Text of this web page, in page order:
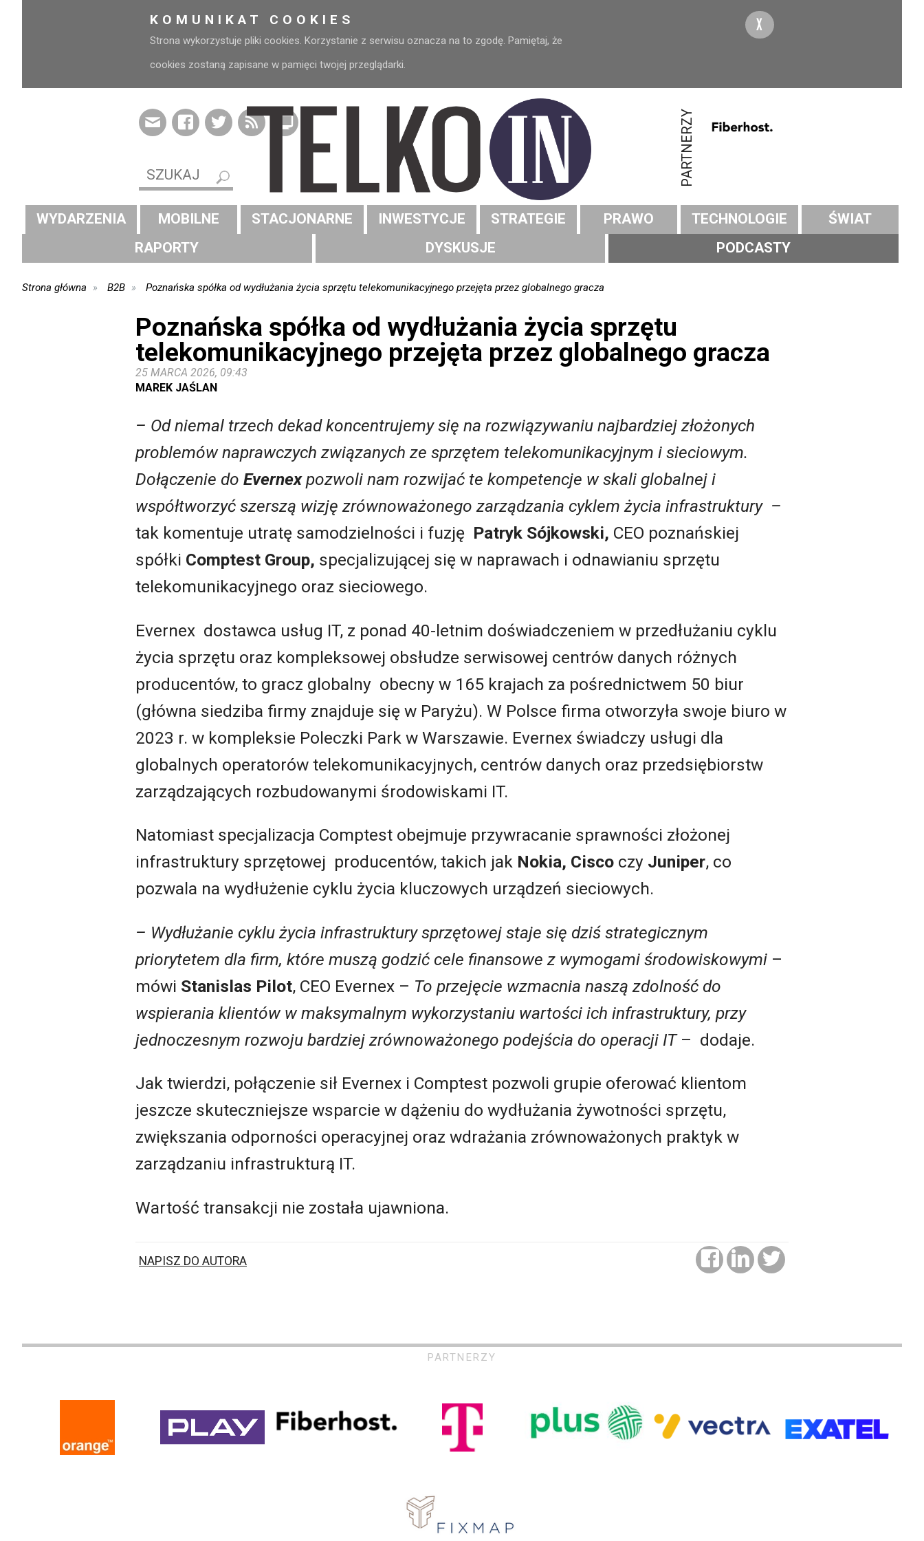
KOMUNIKAT COOKIES
Strona wykorzystuje pliki cookies. Korzystanie z serwisu oznacza na to zgodę. Pamiętaj, że
cookies zostaną zapisane w pamięci twojej przeglądarki.
X
PARTNERZY
WYDARZENIA MOBILNE STACJONARNE INWESTYCJE STRATEGIE PRAWO TECHNOLOGIE
ŚWIAT
RAPORTY
DYSKUSJE PODCASTY
Strona główna B2B Poznańska spółka od wydłużania życia sprzętu telekomunikacyjnego przejęta przez globalnego gracza
Poznańska spółka od wydłużania życia sprzętu
telekomunikacyjnego przejęta przez globalnego gracza
25 MARCA 2026, 09:43
MAREK JAŚLAN
– Od niemal trzech dekad koncentrujemy się na rozwiązywaniu najbardziej złożonych
problemów naprawczych związanych ze sprzętem telekomunikacyjnym i sieciowym.
Dołączenie do Evernexpozwoli nam rozwijać te kompetencje w skali globalnej i
współtworzyć szerszą wizję zrównoważonego zarządzania cyklem życia infrastruktury –
tak komentuje utratę samodzielności i fuzję Patryk Sójkowski, CEO poznańskiej
spółki Comptest Group, specjalizującej się w naprawach i odnawianiu sprzętu
telekomunikacyjnego oraz sieciowego.
Evernex dostawca usług IT, z ponad 40-letnim doświadczeniem w przedłużaniu cyklu
życia sprzętu oraz kompleksowej obsłudze serwisowej centrów danych różnych
producentów, to gracz globalny obecny w 165 krajach za pośrednictwem 50 biur
(główna siedziba firmy znajduje się w Paryżu). W Polsce firma otworzyła swoje biuro w
2023 r. w kompleksie Poleczki Park w Warszawie. Evernex świadczy usługi dla
globalnych operatorów telekomunikacyjnych, centrów danych oraz przedsiębiorstw
zarządzających rozbudowanymi środowiskami IT.
Natomiast specjalizacja Comptest obejmuje przywracanie sprawności złożonej
infrastruktury sprzętowej producentów, takich jak Nokia, Cisco czy Juniper, co
pozwala na wydłużenie cyklu życia kluczowych urządzeń sieciowych.
– Wydłużanie cyklu życia infrastruktury sprzętowej staje się dziś strategicznym
priorytetem dla firm, które muszą godzić cele finansowe z wymogami środowiskowymi –
mówi Stanislas Pilot, CEO Evernex – To przejęcie wzmacnia naszą zdolność do
wspierania klientów w maksymalnym wykorzystaniu wartości ich infrastruktury, przy
jednoczesnym rozwoju bardziej zrównoważonego podejścia do operacji IT – dodaje.
Jak twierdzi, połączenie sił Evernex i Comptest pozwoli grupie oferować klientom
jeszcze skuteczniejsze wsparcie w dążeniu do wydłużania żywotności sprzętu,
zwiększania odporności operacyjnej oraz wdrażania zrównoważonych praktyk w
zarządzaniu infrastrukturą IT.
Wartość transakcji nie została ujawniona.
NAPISZ DO AUTORA
PARTNERZY